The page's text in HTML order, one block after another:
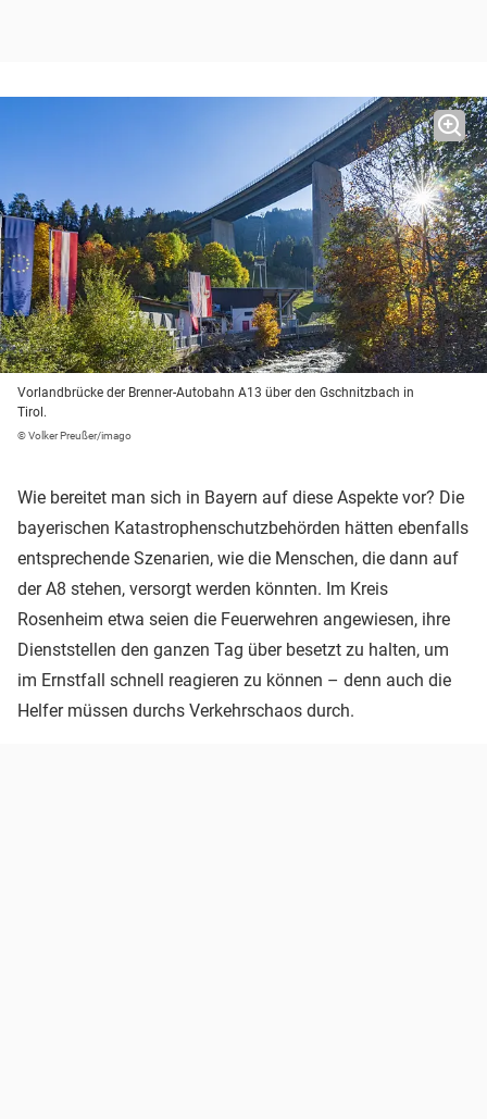
Vorlandbrücke der Brenner-Autobahn A13 über den Gschnitzbach in
Tirol.
© Volker Preußer/imago
Wie bereitet man sich in Bayern auf diese Aspekte vor? Die
bayerischen Katastrophenschutzbehörden hätten ebenfalls
entsprechende Szenarien, wie die Menschen, die dann auf
der A8 stehen, versorgt werden könnten. Im Kreis
Rosenheim etwa seien die Feuerwehren angewiesen, ihre
Dienststellen den ganzen Tag über besetzt zu halten, um
im Ernstfall schnell reagieren zu können – denn auch die
Helfer müssen durchs Verkehrschaos durch.